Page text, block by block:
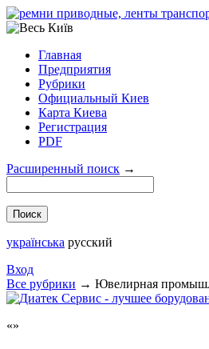
Главная
Предприятия
Рубрики
Официальный Киев
Карта Киева
Регистрация
PDF
Расширенный поиск →
українська русский
Вход
Все рубрики → Ювелирная